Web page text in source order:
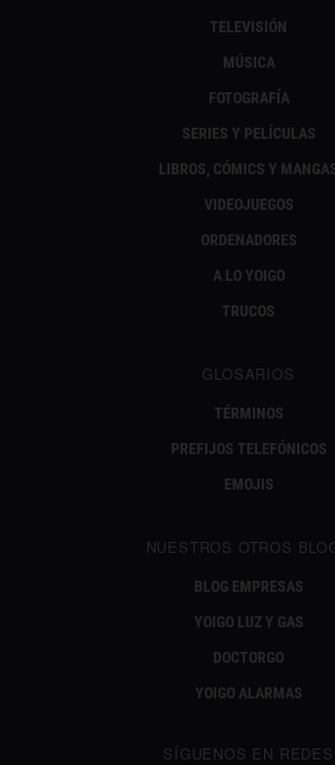
TELEVISIÓN
MÚSICA
FOTOGRAFÍA
SERIES Y PELÍCULAS
LIBROS, CÓMICS Y
VIDEOJUEGOS
ORDENADORES
A LO YOIGO
TRUCOS
GLOSARIOS
TÉRMINOS
PREFIJOS TELEFÓNICOS
EMOJIS
NUESTROS OTROS
BLOG EMPRESAS
YOIGO LUZ Y GAS
DOCTORGO
YOIGO ALARMAS
SÍGUENOS EN REDES